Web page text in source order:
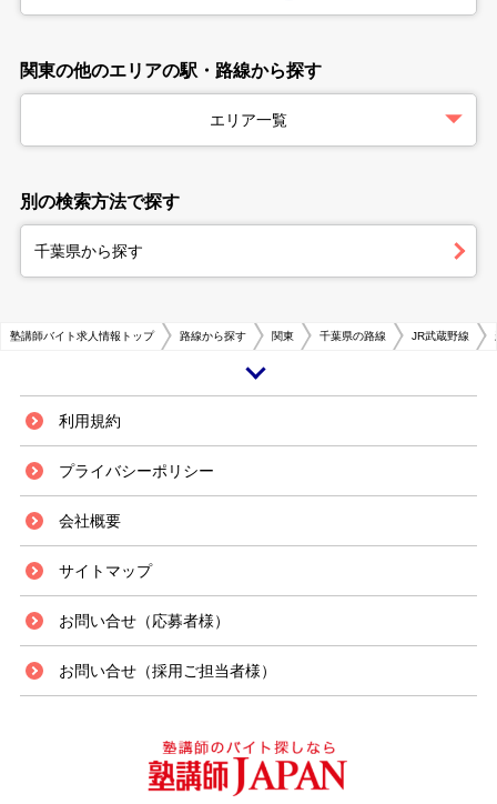
関東の他のエリアの駅・路線から探す
エリア一覧
別の検索方法で探す
千葉県から探す
塾講師バイト求人情報トップ 路線から探す 関東 千葉県の路線 JR武蔵野線
JR常磐線と武蔵野線が交わる新松戸駅は、千葉県の北西部に位置し、都心
ます。 駅は江戸川の東側に広がる低地に位置し、特に駅西方にはスーパー
のダイエーをはじめ、商店や飲食店の数も多い中心街が広がる一方、その周
辺には緑や田畑も残る明るい住宅街が発展し、ベッドタウンを形成していま
す。また中心街に流通経済大学のキャンパスがある他、小・中・高校と教育
機関の数も多く、街中にはこれらの学校に通学する学生の姿も目立ちます。
新松戸駅周辺には、さまざまな店舗・施設からの各種アルバイト求人も多い
を取る塾も多く、生徒一人一人と対峙しじっくり指導したい人にも理想的な
求人が多くなっています。
利用規約
プライバシーポリシー
会社概要
サイトマップ
お問い合せ（応募者様）
お問い合せ（採用ご担当者様）